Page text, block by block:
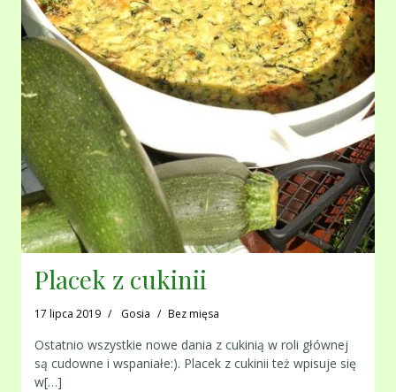
Placek z cukinii
17 lipca 2019 Gosia Bez mięsa
Ostatnio wszystkie nowe dania z cukinią w roli głównej
są cudowne i wspaniałe:). Placek z cukinii też wpisuje się
w[…]